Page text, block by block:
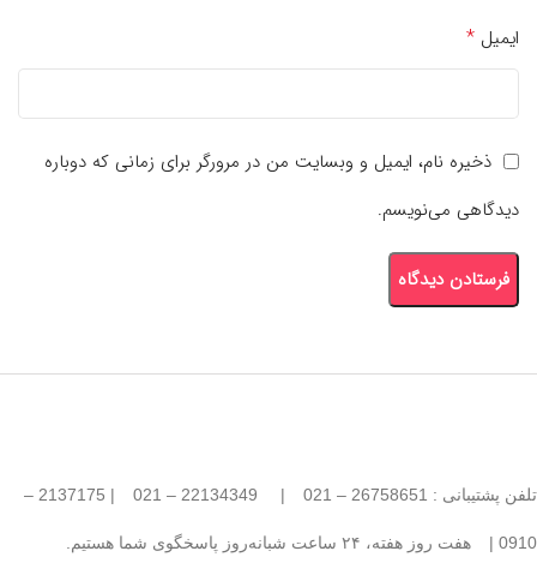
ایمیل *
ذخیره نام، ایمیل و وبسایت من در مرورگر برای زمانی که دوباره
دیدگاهی می‌نویسم.
تلفن پشتیبانی : 26758651 – 021 |
| 2137175 –
0910 | هفت روز هفته، ۲۴ ساعت شبانه‌روز پاسخگوی شما هستیم.